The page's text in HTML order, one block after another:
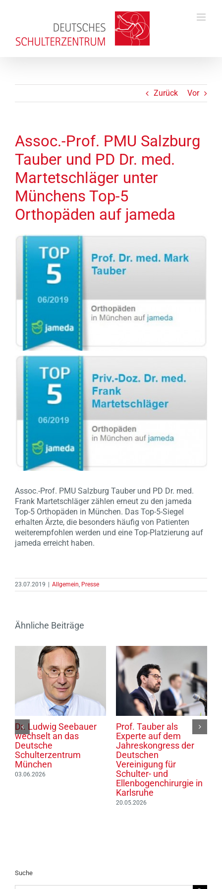
Zurück Vor
Assoc.-Prof. PMU Salzburg
Tauber und PD Dr. med.
Martetschläger unter
Münchens Top-5
Orthopäden auf jameda
Assoc.-Prof. PMU Salzburg Tauber und PD Dr. med.
Frank Martetschläger zählen erneut zu den jameda
Top-5 Orthopäden in München. Das Top-5-Siegel
erhalten Ärzte, die besonders häufig von Patienten
weiterempfohlen werden und eine Top-Platzierung auf
jameda erreicht haben.
23.07.2019 | Allgemein Presse
Ähnliche Beiträge
Dr. Ludwig Seebauer
wechselt an das
Deutsche
Schulterzentrum
München
03.06.2026
Prof. Tauber als
Experte auf dem
Jahreskongress der
Deutschen
Vereinigung für
Schulter- und
Ellenbogenchirurgie in
Karlsruhe
20.05.2026
Suche